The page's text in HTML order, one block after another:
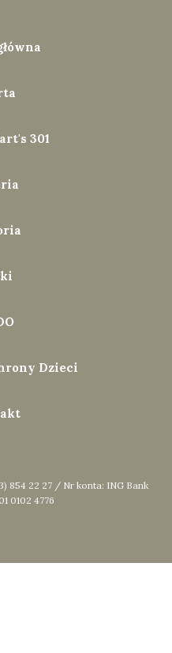
301
Dzieci
854 22 27 / Nr konta: ING Bank
0102 4776